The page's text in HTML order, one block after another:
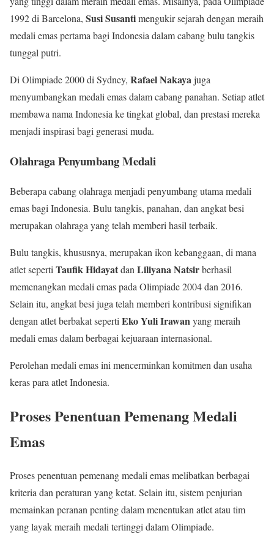
1992 di Barcelona, Susi Susantimengukir sejarah dengan meraih
medali emas pertama bagi Indonesia dalam cabang bulu tangkis
tunggal putri.
Di Olimpiade 2000 di Sydney, Rafael Nakayajuga
menyumbangkan medali emas dalam cabang panahan. Setiap atlet
membawa nama Indonesia ke tingkat global, dan prestasi mereka
menjadi inspirasi bagi generasi muda.
Olahraga Penyumbang Medali
Beberapa cabang olahraga menjadi penyumbang utama medali
emas bagi Indonesia. Bulu tangkis, panahan, dan angkat besi
merupakan olahraga yang telah memberi hasil terbaik.
Bulu tangkis, khususnya, merupakan ikon kebanggaan, di mana
atlet seperti Taufik Hidayatdan Liliyana Natsirberhasil
memenangkan medali emas pada Olimpiade 2004 dan 2016.
Selain itu, angkat besi juga telah memberi kontribusi signifikan
dengan atlet berbakat seperti Eko Yuli Irawanyang meraih
medali emas dalam berbagai kejuaraan internasional.
Perolehan medali emas ini mencerminkan komitmen dan usaha
keras para atlet Indonesia.
Proses Penentuan Pemenang Medali
Emas
Proses penentuan pemenang medali emas melibatkan berbagai
kriteria dan peraturan yang ketat. Selain itu, sistem penjurian
memainkan peranan penting dalam menentukan atlet atau tim
yang layak meraih medali tertinggi dalam Olimpiade.